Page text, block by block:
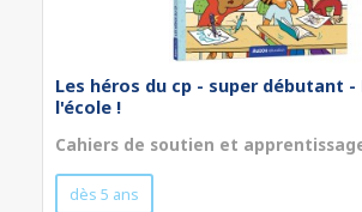
Les héros du cp - super débutant -
l'école !
Cahiers de soutien et
dès 5 ans